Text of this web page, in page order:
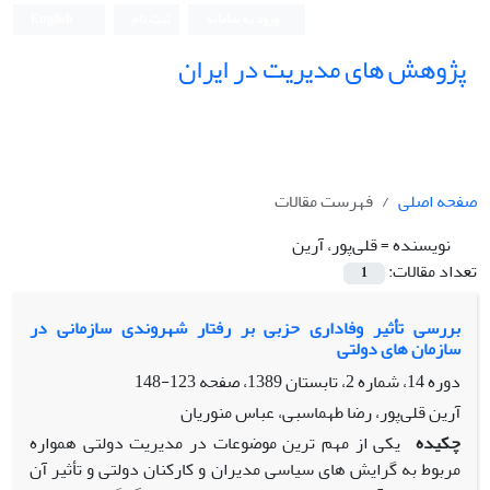
پژوهش های مدیریت در ایران
صفحه اصلی
فهرست مقالات
نویسنده =قلی‌پور، آرین
تعداد مقالات:
1
بررسی تأثیر وفاداری حزبی بر رفتار شهروندی سازمانی در
سازمان های دولتی
دوره 14، شماره 2، تابستان 1389، صفحه
123-148
آرین قلی‌پور، رضا طهماسبی، عباس منوریان
چکیده یکی از مهم ترین موضوعات در مدیریت دولتی همواره
مربوط به گرایش های سیاسی مدیران و کارکنان دولتی و تأثیر آن